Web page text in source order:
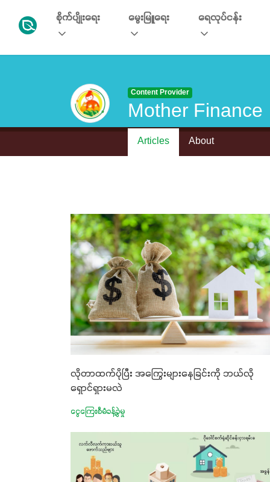
စိုက်ပျိုးရေး မွေးမြူရေး ရေလုပ်ငန်း
Content Provider
Mother Finance
Articles About
လိုတာထက်ပိုပြီး အကြွေးများနေခြင်းကို ဘယ်လို
ရှောင်ရှားမလဲ
ငွေကြေးစီမံခန့်ခွဲမှု